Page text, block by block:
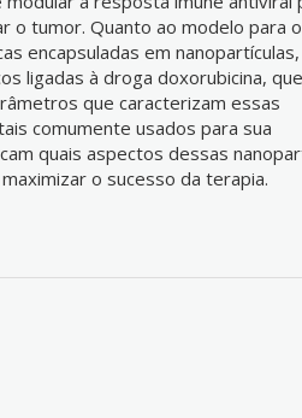
o tumor. Quanto ao modelo para o
encapsuladas em nanopartículas,
ligadas à droga doxorubicina,
que caracterizam essas
comumente usados para sua
quais aspectos dessas
o sucesso da terapia.